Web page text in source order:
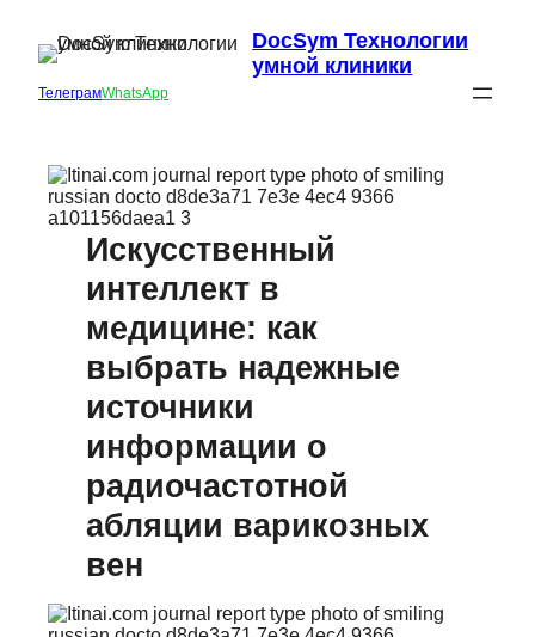
DocSym Технологии
умной клиники
ТелеграмWhatsApp
Искусственный
интеллект в
медицине: как
выбрать надежные
источники
информации о
радиочастотной
абляции варикозных
вен